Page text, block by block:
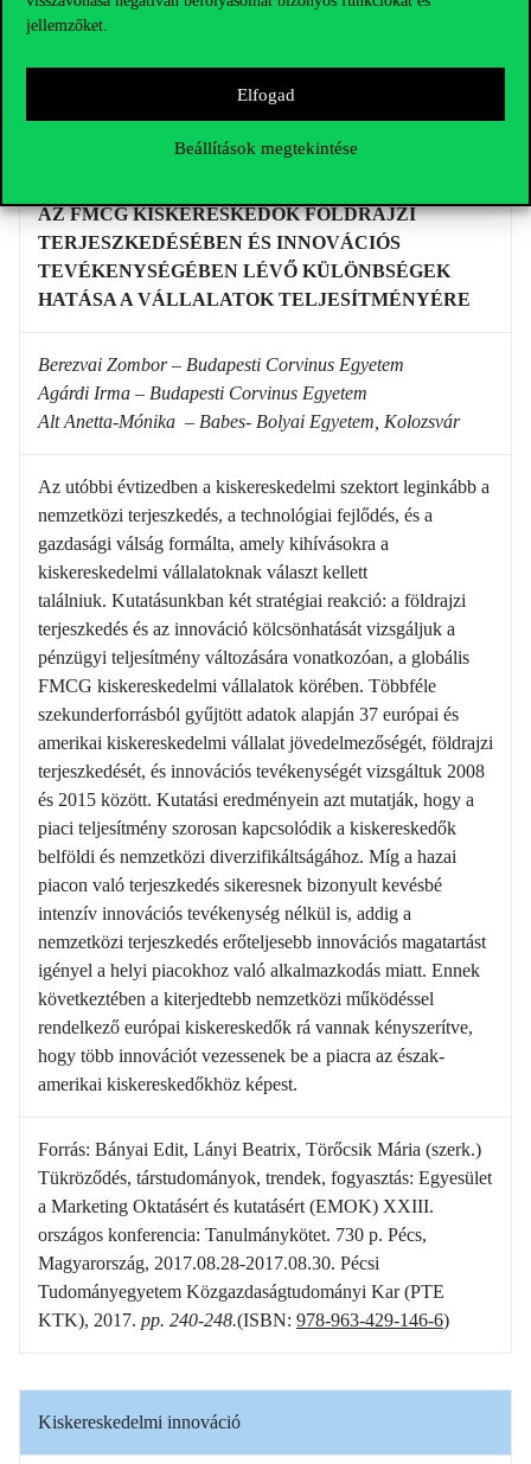
jellemzőket.
Elfogad
Beállítások megtekintése
2017.09.20-2017.09.22. Timisoara: West University of
Kiskereskedelmi innováció
AZ FMCG KISKERESKEDŐK FÖLDRAJZI
TERJESZKEDÉSÉBEN ÉS INNOVÁCIÓS
TEVÉKENYSÉGÉBEN LÉVŐ KÜLÖNBSÉGEK
HATÁSA A VÁLLALATOK TELJESÍTMÉNYÉRE
Berezvai Zombor – Budapesti Corvinus Egyetem
Agárdi Irma – Budapesti Corvinus Egyetem
Alt Anetta-Mónika – Babes- Bolyai Egyetem, Kolozsvár
Az utóbbi évtizedben a kiskereskedelmi szektort leginkább a
nemzetközi terjeszkedés, a technológiai fejlődés, és a
gazdasági válság formálta, amely kihívásokra a
kiskereskedelmi vállalatoknak választ kellett
találniuk. Kutatásunkban két stratégiai reakció: a földrajzi
terjeszkedés és az innováció kölcsönhatását vizsgáljuk a
pénzügyi teljesítmény változására vonatkozóan, a globális
FMCG kiskereskedelmi vállalatok körében. Többféle
szekunderforrásból gyűjtött adatok alapján 37 európai és
amerikai kiskereskedelmi vállalat jövedelmezőségét, földrajzi
terjeszkedését, és innovációs tevékenységét vizsgáltuk 2008
és 2015 között. Kutatási eredményein azt mutatják, hogy a
piaci teljesítmény szorosan kapcsolódik a kiskereskedők
belföldi és nemzetközi diverzifikáltságához. Míg a hazai
piacon való terjeszkedés sikeresnek bizonyult kevésbé
intenzív innovációs tevékenység nélkül is, addig a
nemzetközi terjeszkedés erőteljesebb innovációs magatartást
igényel a helyi piacokhoz való alkalmazkodás miatt. Ennek
következtében a kiterjedtebb nemzetközi működéssel
rendelkező európai kiskereskedők rá vannak kényszerítve,
hogy több innovációt vezessenek be a piacra az észak-
amerikai kiskereskedőkhöz képest.
Forrás: Bányai Edit, Lányi Beatrix, Törőcsik Mária (szerk.)
Tükröződés, társtudományok, trendek, fogyasztás: Egyesület
a Marketing Oktatásért és kutatásért (EMOK) XXIII.
országos konferencia: Tanulmánykötet. 730 p. Pécs,
Magyarország, 2017.08.28-2017.08.30. Pécsi
Tudományegyetem Közgazdaságtudományi Kar (PTE
KTK), 2017. pp. 240-248.(ISBN: 978-963-429-146-6)
Kiskereskedelmi innováció